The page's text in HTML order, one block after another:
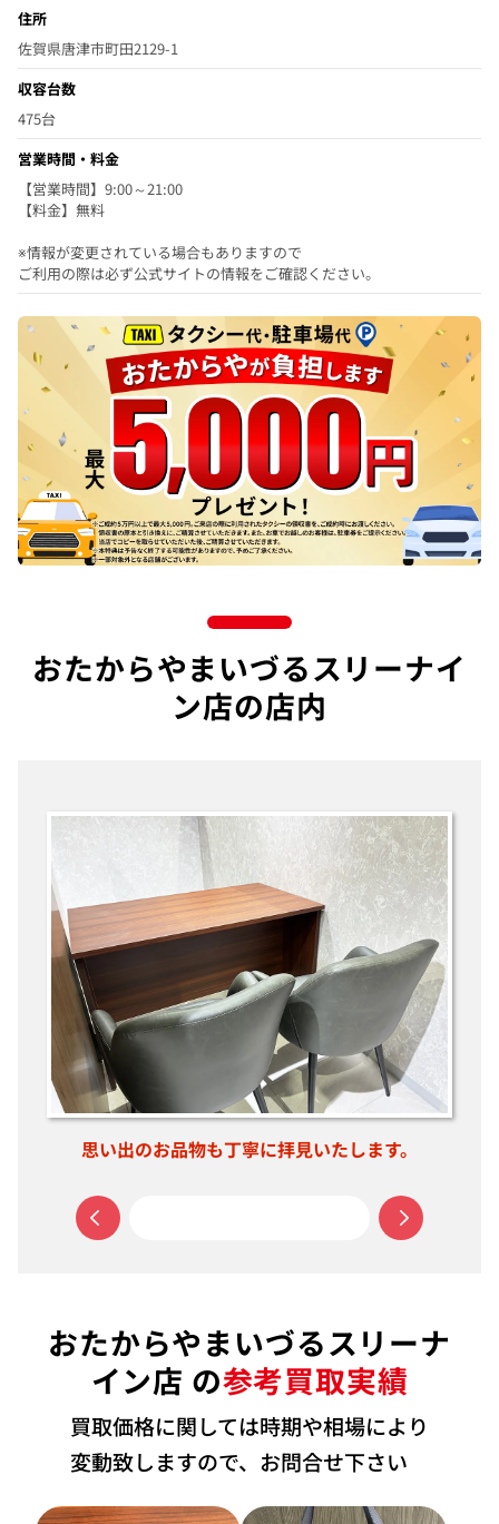
住所
佐賀県唐津市町田2129-1
収容台数
475台
営業時間・料金
【営業時間】9:00～21:00
【料金】無料
※情報が変更されている場合もありますので
ご利用の際は必ず公式サイトの情報をご確認ください。
おたからやまいづるスリーナイ
ン店の店内
思い出のお品物も丁寧に拝見いたします。
おたからやまいづるスリーナ
イン店 の参考買取実績
買取価格に関しては時期や相場により
変動致しますので、お問合せ下さい